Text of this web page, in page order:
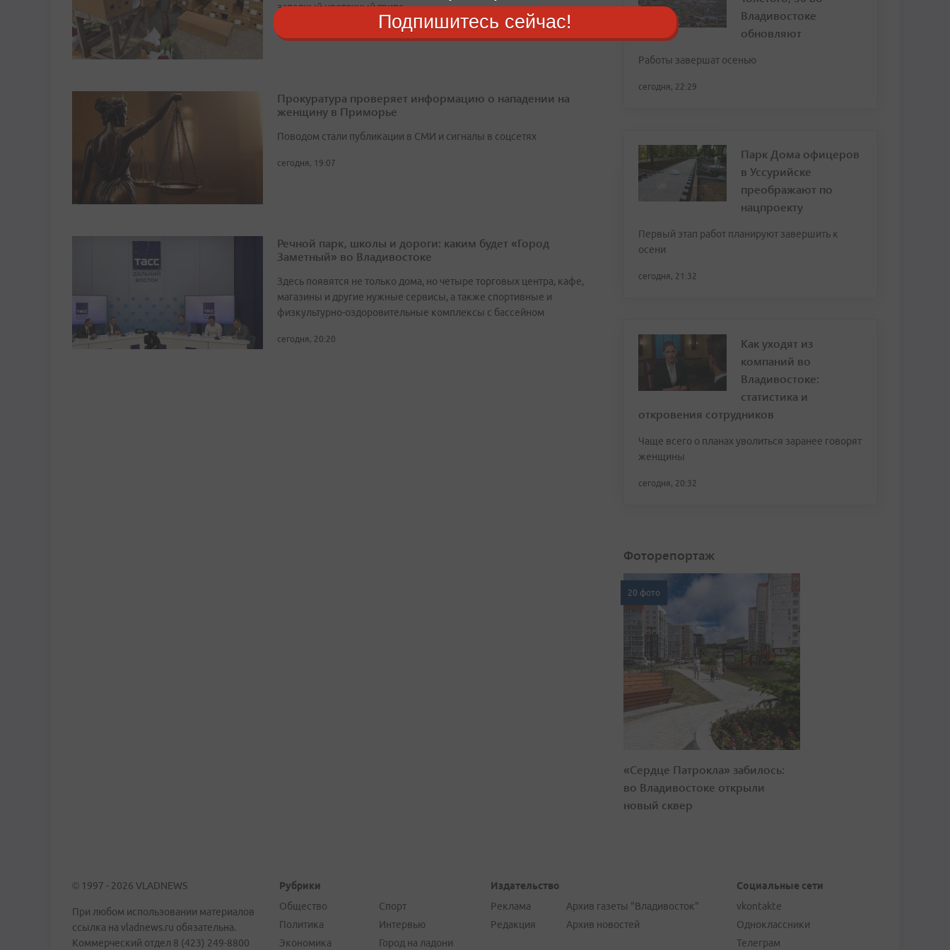
западный цветочный трипс
сегодня, 19:25
Прокуратура проверяет информацию о нападении на
женщину в Приморье
Поводом стали публикации в СМИ и сигналы в соцсетях
сегодня, 19:07
Речной парк, школы и дороги: каким будет «Город
Заметный» во Владивостоке
Здесь появятся не только дома, но четыре торговых центра, кафе,
магазины и другие нужные сервисы, а также спортивные и
физкультурно-оздоровительные комплексы с бассейном
сегодня, 20:20
Владивостоке
обновляют
Работы завершат осенью
сегодня, 22:29
Парк Дома офицеров
в Уссурийске
преображают по
нацпроекту
Первый этап работ планируют завершить к
осени
сегодня, 21:32
Как уходят из
компаний во
Владивостоке:
статистика и
откровения сотрудников
Чаще всего о планах уволиться заранее говорят
женщины
сегодня, 20:32
Фоторепортаж
20 фото
«Сердце Патрокла» забилось:
во Владивостоке открыли
новый сквер
© 1997 - 2026 VLADNEWS
При любом использовании материалов
ссылка на vladnews.ru обязательна.
Коммерческий отдел 8 (423) 249-8800
Рубрики
Общество
Политика
Экономика
Спорт
Интервью
Город на ладони
Издательство
Реклама
Редакция
Архив газеты "Владивосток"
Архив новостей
Социальные сети
vkontakte
Одноклассники
Телеграм
Подпишитесь сейчас!